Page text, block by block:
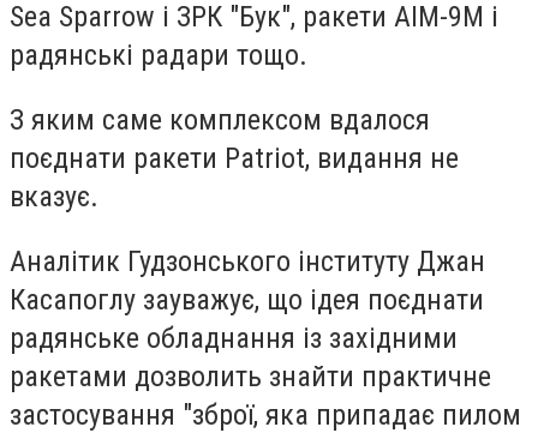
Sea Sparrow і ЗРК "Бук", ракети AIM-9M і
радянські радари тощо.
З яким саме комплексом вдалося
поєднати ракети Patriot, видання не
вказує.
Аналітик Гудзонського інституту Джан
Касапоглу зауважує, що ідея поєднати
радянське обладнання із західними
ракетами дозволить знайти практичне
застосування "зброї, яка припадає пилом